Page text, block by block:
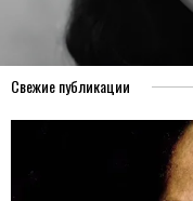
Свежие публикации